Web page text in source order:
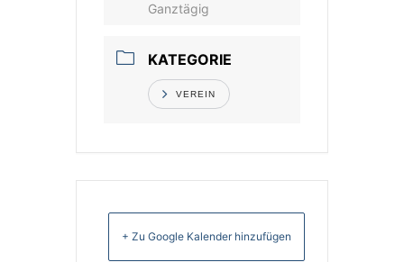
Ganztägig
KATEGORIE
VEREIN
+ Zu Google Kalender hinzufügen